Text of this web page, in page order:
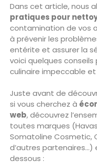
Dans cet article, nous
pratiques pour
contamination de vos
à prévenir les
entérite et assurer la
voici quelques
culinaire impeccable
Juste avant de
si vous cherchez à
web, découvrez
toutes marques
Somatoline Cosmetic,
d’autres partenaires…)
dessous :